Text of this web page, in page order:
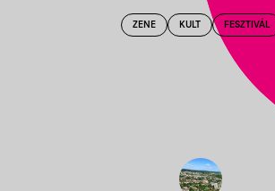
ZENE KULT FESZTIVÁL